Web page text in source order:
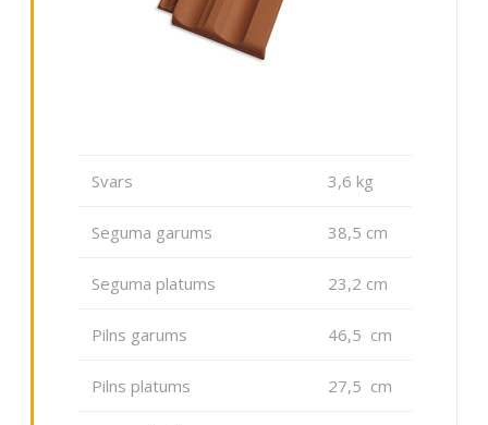
Svars 3,6 kg
Seguma garums 38,5 cm
Seguma platums 23,2 cm
Pilns garums 46,5 cm
Pilns platums 27,5 cm